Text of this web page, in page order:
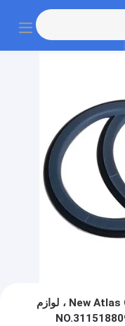
New Atlas Cop 1238 ، Cop 1238k ، Cop 1532 ، لوازم